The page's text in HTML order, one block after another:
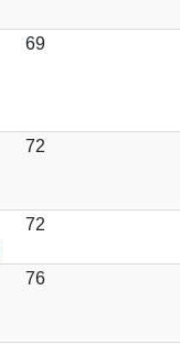
69
72
72
76